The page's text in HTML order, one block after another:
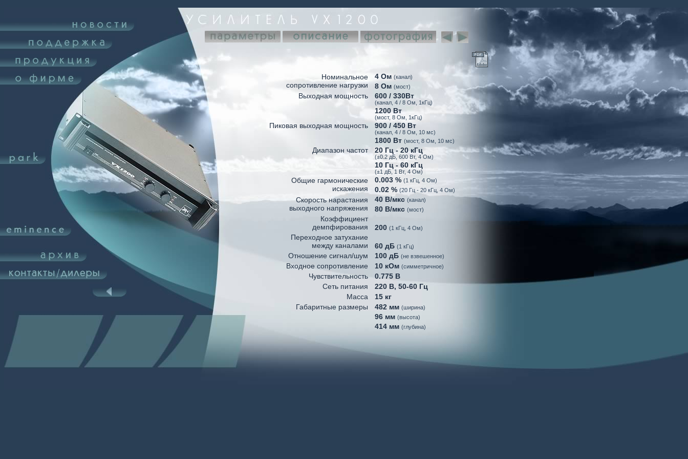
Номинальное
сопротивление нагрузки
4 Ом (канал)
8 Ом (мост)
Выходная мощность 600 / 330Вт
(канал, 4 / 8 Ом, 1кГц)
1200 Вт
(мост, 8 Ом, 1кГц)
Пиковая выходная мощность 900 / 450 Вт
(канал, 4 / 8 Ом, 10 мс)
1800 Вт (мост, 8 Ом, 10 мс)
Диапазон частот 20 Гц - 20 кГц
(±0.2 дБ, 600 Вт, 4 Ом)
10 Гц - 60 кГц
(±1 дБ, 1 Вт, 4 Ом)
Общие гармонические
искажения
0.003 % (1 кГц, 4 Ом)
0.02 % (20 Гц - 20 кГц, 4 Ом)
Скорость нарастания
выходного напряжения
40 В/мкс (канал)
80 В/мкс (мост)
Коэффициент
демпфирования
200 (1 кГц, 4 Ом)
Переходное затухание
между каналами
60 дБ (1 кГц)
Отношение сигнал/шум 100 дБ (не взвешенное)
Входное сопротивление 10 кОм (симметричное)
Чувствительность
0.775 В
Сеть питания
220 В, 50-60 Гц
Масса
15 кг
Габаритные размеры
482 мм (ширина)
96 мм (высота)
414 мм (глубина)